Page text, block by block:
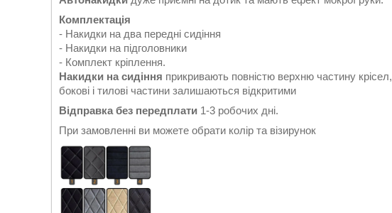
Комплектація
- Накидки на два передні сидіння
- Накидки на підголовники
- Комплект кріплення.
Накидки на сидіння прикривають повністю верхню частину крісел,
бокові і тилові частини залишаються відкритими
Відправка без передплати 1-3 робочих дні.
При замовленні ви можете обрати колір та візирунок